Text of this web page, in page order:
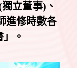
立董事)、
進修時數各
。